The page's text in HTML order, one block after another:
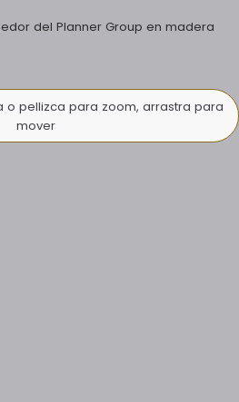
del Planner Group en madera
o pellizca para zoom, arrastra para
mover